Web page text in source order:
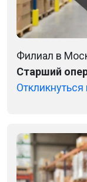
Филиал в
Старший